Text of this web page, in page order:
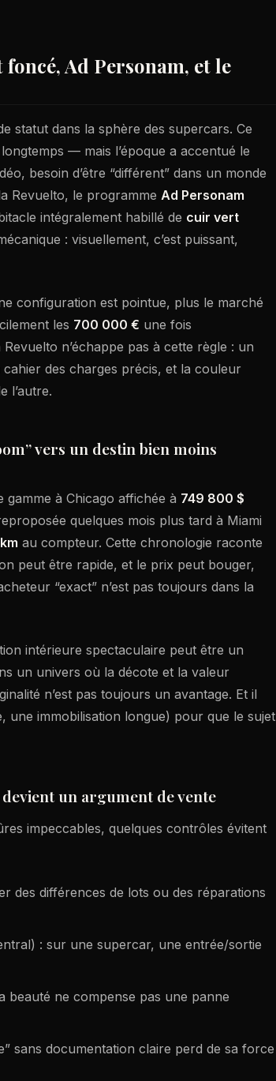
Ad Personam, et le
statut dans la sphère des supercars. Ce
— mais l’époque a accentué le
besoin d’être “différent” dans un monde
Revuelto, le programme Ad Personam
intégralement habillé de cuir vert
: visuellement, c’est puissant,
configuration est pointue, plus le marché
les 700 000 € une fois
n’échappe pas à cette règle : un
des charges précis, et la couleur
l’autre.
vers un destin bien moins
à Chicago affichée à 749 800 $
quelques mois plus tard à Miami
au compteur. Cette chronologie raconte
peut être rapide, et le prix peut bouger,
“exact” n’est pas toujours dans la
intérieure spectaculaire peut être un
un univers où la décote et la valeur
n’est pas toujours un avantage. Et il
une immobilisation longue) pour que le sujet
un argument de vente
impeccables, quelques contrôles évitent
des différences de lots ou des réparations
: sur une supercar, une entrée/sortie
beauté ne compense pas une panne
sans documentation claire perd de sa force